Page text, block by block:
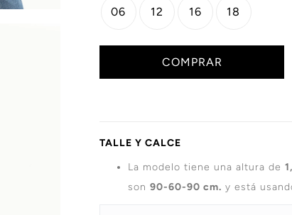
06 12 16 18
COMPRAR
TALLE Y CALCE
La modelo tiene una altura de
son 90-60-90 cm. y está